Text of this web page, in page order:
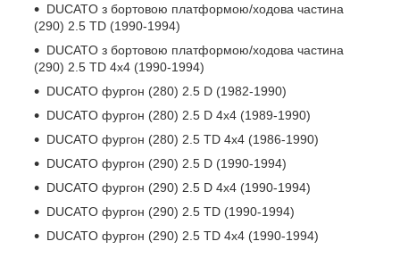
DUCATO з бортовою платформою/ходова частина
(290) 2.5 TD (1990-1994)
DUCATO з бортовою платформою/ходова частина
(290) 2.5 TD 4x4 (1990-1994)
DUCATO фургон (280) 2.5 D (1982-1990)
DUCATO фургон (280) 2.5 D 4x4 (1989-1990)
DUCATO фургон (280) 2.5 TD 4x4 (1986-1990)
DUCATO фургон (290) 2.5 D (1990-1994)
DUCATO фургон (290) 2.5 D 4x4 (1990-1994)
DUCATO фургон (290) 2.5 TD (1990-1994)
DUCATO фургон (290) 2.5 TD 4x4 (1990-1994)